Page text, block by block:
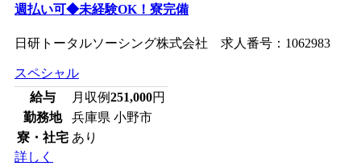
週払い可◆未経験OK！寮完備
日研トータルソーシング株式会社 求人番号：1062983
スペシャル
給与
月収例251,000円
勤務地
兵庫県 小野市
寮・社宅 あり
詳しく